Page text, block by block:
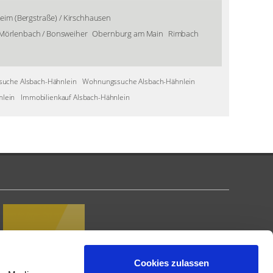
Cookies zulassen
(Bergstraße) / Kirschhausen
/ Bonsweiher Obernburg am Main Rimbach
Alsbach-Hähnlein
Wohnungssuche Alsbach-Hähnlein
Immobilienkauf Alsbach-Hähnlein